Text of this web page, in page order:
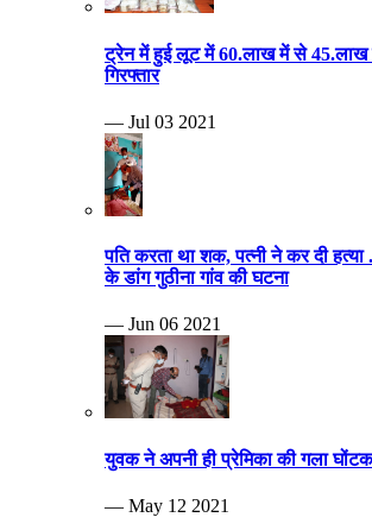
ट्रेन में हुई लूट में 60.लाख में से 45.लाख
गिरफ्तार
— Jul 03 2021
पति करता था शक, पत्नी ने कर दी हत्या
के डांग गुठीना गांव की घटना
— Jun 06 2021
युवक ने अपनी ही प्रेमिका की गला
— May 12 2021